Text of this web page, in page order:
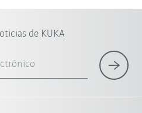
de KUKA